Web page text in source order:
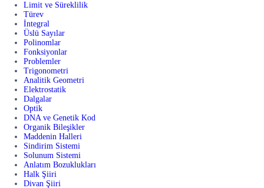
Limit ve Süreklilik
Türev
İntegral
Üslü Sayılar
Polinomlar
Fonksiyonlar
Problemler
Trigonometri
Analitik Geometri
Elektrostatik
Dalgalar
Optik
DNA ve Genetik Kod
Organik Bileşikler
Maddenin Halleri
Sindirim Sistemi
Solunum Sistemi
Anlatım Bozuklukları
Halk Şiiri
Divan Şiiri